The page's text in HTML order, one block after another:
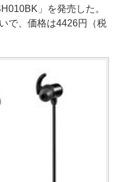
」を発売した。
で、価格は4426円（税